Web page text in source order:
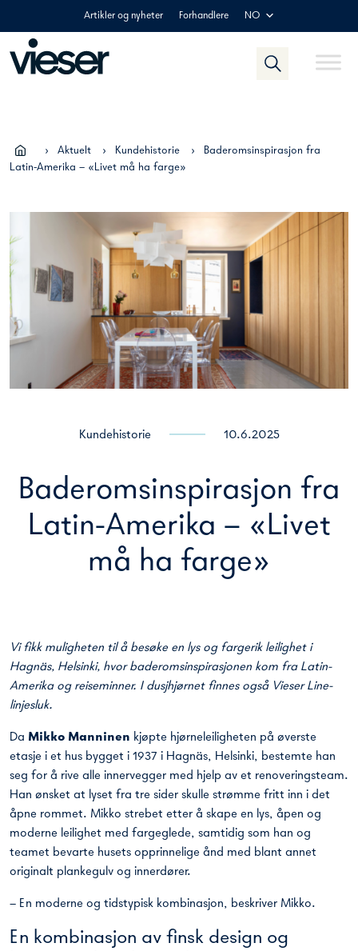
content
Artikler og nyheter Forhandlere NO
› Aktuelt › Kundehistorie ›
Baderomsinspirasjon fra
Latin-Amerika – «Livet må ha farge»
Kundehistorie 10.6.2025
Baderomsinspirasjon fra
Latin-Amerika – «Livet
må ha farge»
Vi fikk muligheten til å besøke en lys og fargerik leilighet i
Hagnäs, Helsinki, hvor baderomsinspirasjonen kom fra Latin-
Amerika og reiseminner. I dusjhjørnet finnes også Vieser Line-
linjesluk.
Da Mikko Manninen kjøpte hjørneleiligheten på øverste
etasje i et hus bygget i 1937 i Hagnäs, Helsinki, bestemte han
seg for å rive alle innervegger med hjelp av et renoveringsteam.
Han ønsket at lyset fra tre sider skulle strømme fritt inn i det
åpne rommet. Mikko strebet etter å skape en lys, åpen og
moderne leilighet med fargeglede, samtidig som han og
teamet bevarte husets opprinnelige ånd med blant annet
originalt plankegulv og innerdører.
– En moderne og tidstypisk kombinasjon, beskriver Mikko.
En kombinasjon av finsk design og